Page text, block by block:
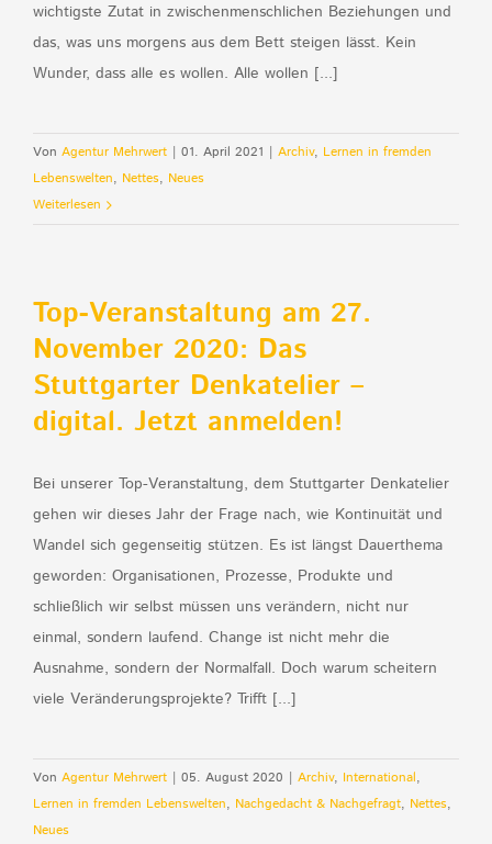
wichtigste Zutat in zwischenmenschlichen Beziehungen und
das, was uns morgens aus dem Bett steigen lässt. Kein
Wunder, dass alle es wollen. Alle wollen [...]
Von Agentur Mehrwert | 01. April 2021 | Archiv, Lernen in fremden
Lebenswelten, Nettes, Neues
Weiterlesen
Top-Veranstaltung am 27.
November 2020: Das
Stuttgarter Denkatelier –
digital. Jetzt anmelden!
Bei unserer Top-Veranstaltung, dem Stuttgarter Denkatelier
gehen wir dieses Jahr der Frage nach, wie Kontinuität und
Wandel sich gegenseitig stützen. Es ist längst Dauerthema
geworden: Organisationen, Prozesse, Produkte und
schließlich wir selbst müssen uns verändern, nicht nur
einmal, sondern laufend. Change ist nicht mehr die
Ausnahme, sondern der Normalfall. Doch warum scheitern
viele Veränderungsprojekte? Trifft [...]
Von Agentur Mehrwert | 05. August 2020 | Archiv, International,
Lernen in fremden Lebenswelten, Nachgedacht & Nachgefragt, Nettes,
Neues